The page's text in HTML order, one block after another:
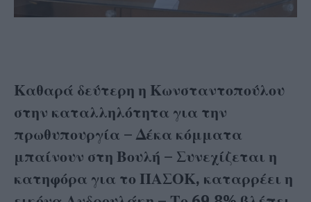
Καθαρά δεύτερη η Κωνσταντοπούλου
στην καταλληλότητα για την
πρωθυπουργία – Δέκα κόμματα
μπαίνουν στη Βουλή – Συνεχίζεται η
κατηφόρα για το ΠΑΣΟΚ, καταρρέει η